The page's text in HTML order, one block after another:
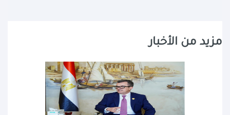
مزيد من الأخبار